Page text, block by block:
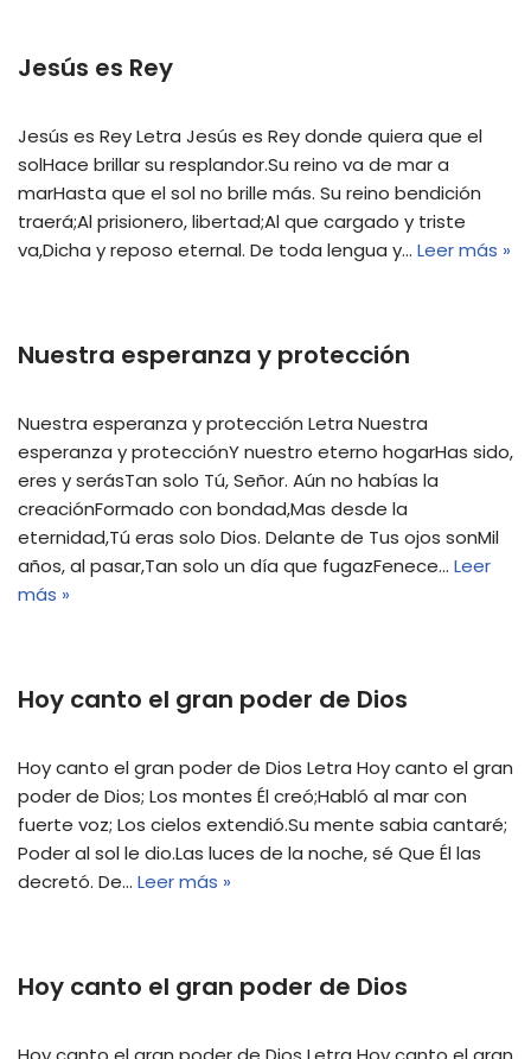
Jesús es Rey
Jesús es Rey Letra Jesús es Rey donde quiera que el
solHace brillar su resplandor.Su reino va de mar a
marHasta que el sol no brille más. Su reino bendición
traerá;Al prisionero, libertad;Al que cargado y triste
va,Dicha y reposo eternal. De toda lengua y… Leer más »
Nuestra esperanza y protección
Nuestra esperanza y protección Letra Nuestra
esperanza y protecciónY nuestro eterno hogarHas sido,
eres y serásTan solo Tú, Señor. Aún no habías la
creaciónFormado con bondad,Mas desde la
eternidad,Tú eras solo Dios. Delante de Tus ojos sonMil
años, al pasar,Tan solo un día que fugazFenece… Leer
más »
Hoy canto el gran poder de Dios
Hoy canto el gran poder de Dios Letra Hoy canto el gran
poder de Dios; Los montes Él creó;Habló al mar con
fuerte voz; Los cielos extendió.Su mente sabia cantaré;
Poder al sol le dio.Las luces de la noche, sé Que Él las
decretó. De… Leer más »
Hoy canto el gran poder de Dios